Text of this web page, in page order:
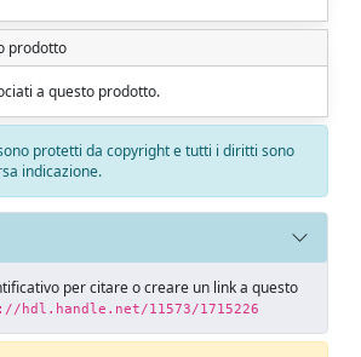
prodotto
a questo prodotto.
protetti da copyright e tutti i diritti sono
indicazione.
per citare o creare un link a questo
hdl.handle.net/11573/1715226